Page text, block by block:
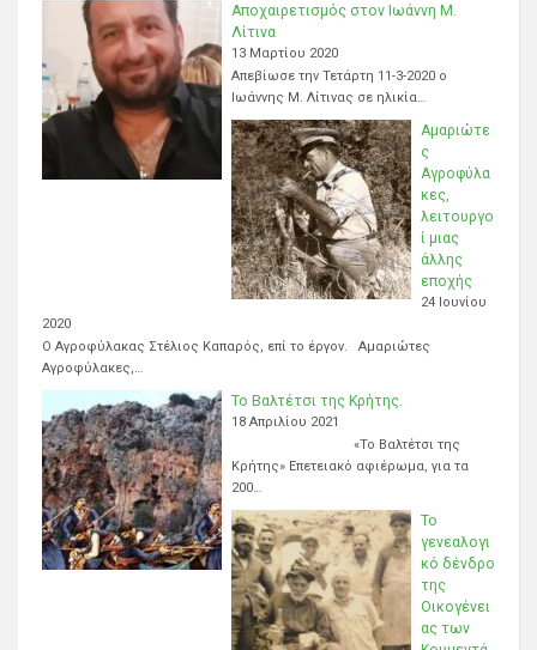
Αποχαιρετισμός στον Ιωάννη Μ.
Λίτινα
13 Μαρτίου 2020
Απεβίωσε την Τετάρτη 11-3-2020 ο
Ιωάννης Μ. Λίτινας σε ηλικία…
Αμαριώτε
ς
Αγροφύλα
κες,
λειτουργο
ί μιας
άλλης
εποχής
24 Ιουνίου
2020
Ο Αγροφύλακας Στέλιος Καπαρός, επί το έργον. Αμαριώτες
Αγροφύλακες,…
Το Βαλτέτσι της Κρήτης.
18 Απριλίου 2021
«Το Βαλτέτσι της
Κρήτης» Επετειακό αφιέρωμα, για τα
200…
Το
γενεαλογι
κό δένδρο
της
Οικογένει
ας των